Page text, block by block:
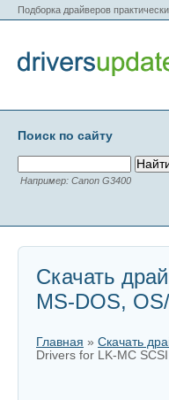
Подборка драйверов
Поиск по сайту
Например: Canon G3400
Скачать
MS-DOS,
Главная » Скачать
Drivers for LK-MC